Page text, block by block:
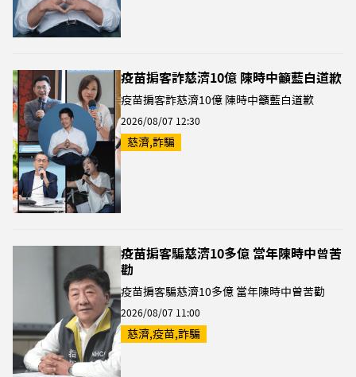
疫苗掮客詐慈濟10億 陳時中籲藍白道歉
疫苗掮客詐慈濟10億 陳時中籲藍白道歉
2026/08/07 12:30
慈濟,詐騙
疫苗掮客騙慈濟10多億 當年陳時中曾苦
勸
疫苗掮客騙慈濟10多億 當年陳時中曾苦勸
2026/08/07 11:00
慈濟,疫苗,詐騙